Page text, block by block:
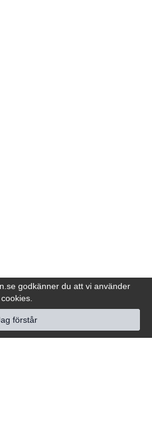
godkänner du att vi använder
cookies.
förstår